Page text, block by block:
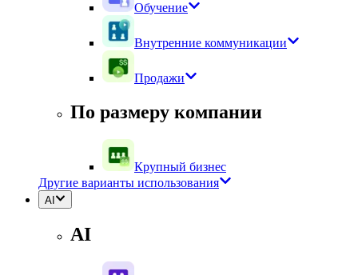
Обучение
Внутренние коммуникации
Продажи
По размеру компании
Крупный бизнес
Другие варианты использования
AI
AI